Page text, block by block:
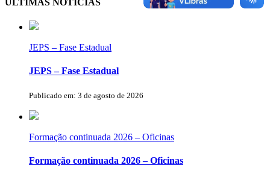
JEPS – Fase Estadual
JEPS – Fase Estadual
Publicado em: 3 de agosto de 2026
Formação continuada 2026 – Oficinas
Formação continuada 2026 – Oficinas